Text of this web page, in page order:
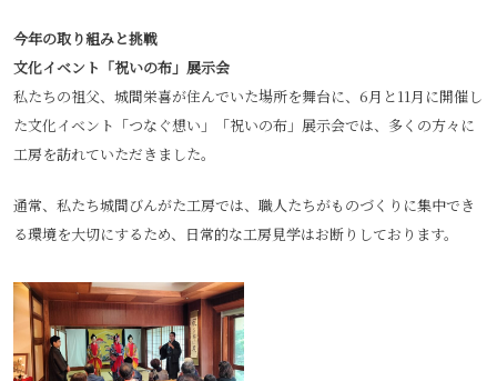
今年の取り組みと挑戦
文化イベント「祝いの布」展示会
私たちの祖父、城間栄喜が住んでいた場所を舞台に、6月と11月に開催し
た文化イベント「つなぐ想い」「祝いの布」展示会では、多くの方々に
工房を訪れていただきました。
通常、私たち城間びんがた工房では、職人たちがものづくりに集中でき
る環境を大切にするため、日常的な工房見学はお断りしております。